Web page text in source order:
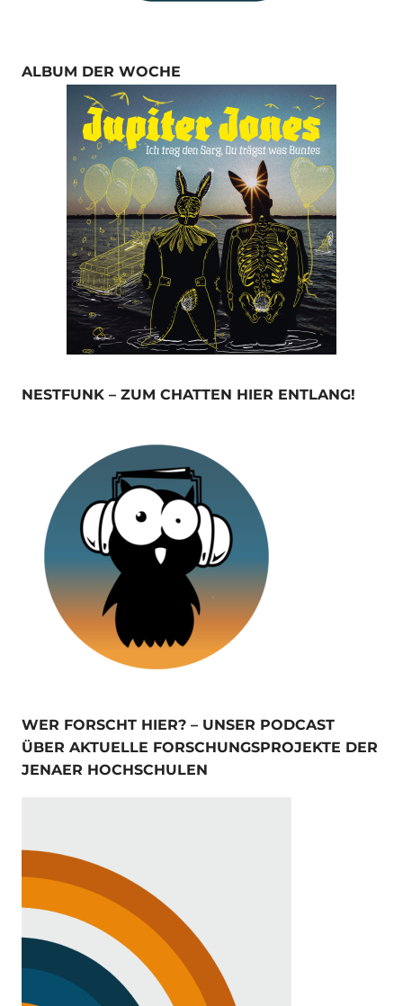
ALBUM DER WOCHE
NESTFUNK – ZUM CHATTEN HIER ENTLANG!
WER FORSCHT HIER? – UNSER PODCAST
ÜBER AKTUELLE FORSCHUNGSPROJEKTE DER
JENAER HOCHSCHULEN